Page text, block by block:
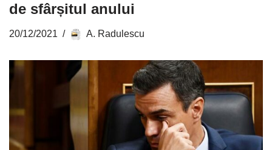
de sfârșitul anului
20/12/2021 A. Radulescu